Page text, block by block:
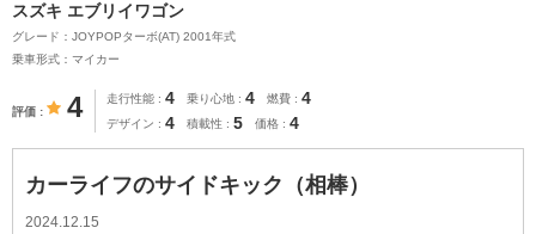
スズキ エブリイワゴン
グレード：JOYPOPターボ(AT) 2001年式
乗車形式：マイカー
評価 4 走行性能 4 乗り心地 4 燃費 4
デザイン 4 積載性 5 価格 4
カーライフのサイドキック（相棒）
2024.12.15